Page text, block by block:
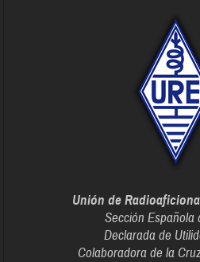
Unión de
Sección Española
Declarada de
Colaboradora de la